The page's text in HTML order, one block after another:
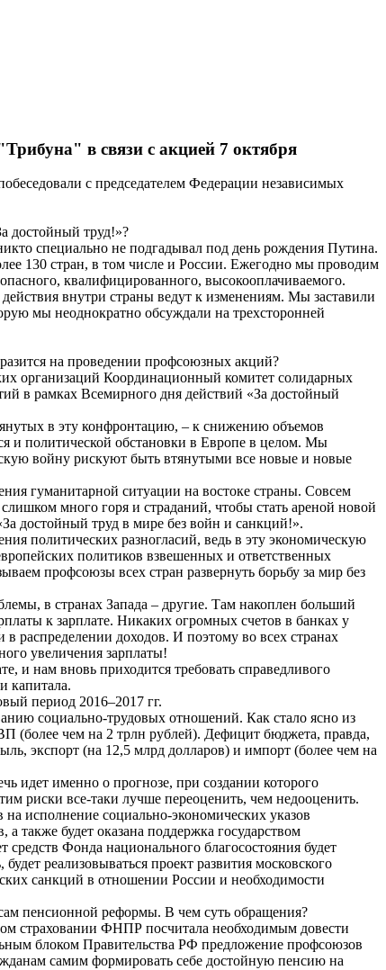
в связи с акцией 7 октября
с председателем Федерации независимых
достойный труд!»?
специально не подгадывал под день рождения Путина.
130 стран, в том числе и России. Ежегодно мы проводим
квалифицированного, высокооплачиваемого.
внутри страны ведут к изменениям. Мы заставили
мы неоднократно обсуждали на трехсторонней
на проведении профсоюзных акций?
организаций Координационный комитет солидарных
в рамках Всемирного дня действий «За достойный
в эту конфронтацию, – к снижению объемов
и политической обстановки в Европе в целом. Мы
войну рискуют быть втянутыми все новые и новые
гуманитарной ситуации на востоке страны. Совсем
много горя и страданий, чтобы стать ареной новой
достойный труд в мире без войн и санкций!».
политических разногласий, ведь в эту экономическую
политиков взвешенных и ответственных
профсоюзы всех стран развернуть борьбу за мир без
в странах Запада – другие. Там накоплен больший
к зарплате. Никаких огромных счетов в банках у
распределении доходов. И поэтому во всех странах
увеличения зарплаты!
и нам вновь приходится требовать справедливого
капитала.
период 2016–2017 гг.
социально-трудовых отношений. Как стало ясно из
(более чем на 2 трлн рублей). Дефицит бюджета, правда,
экспорт (на 12,5 млрд долларов) и импорт (более чем на
идет именно о прогнозе, при создании которого
риски все-таки лучше переоценить, чем недооценить.
исполнение социально-экономических указов
также будет оказана поддержка государством
Фонда национального благосостояния будет
реализовываться проект развития московского
санкций в отношении России и необходимости
пенсионной реформы. В чем суть обращения?
страховании ФНПР посчитала необходимым довести
блоком Правительства РФ предложение профсоюзов
самим формировать себе достойную пенсию на